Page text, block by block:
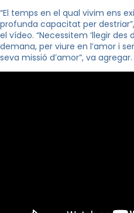
“El temps en el qual vivim ens
profunda capacitat per
el vídeo. “Necessitem ‘llegir des
demana, per viure en l’amor i
seva missió d’amor”, va agregar.